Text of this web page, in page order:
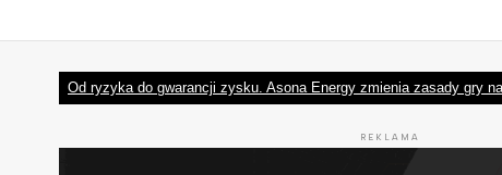
Od ryzyka do gwarancji zysku. Asona Energy zmienia zasady gry
REKLAMA